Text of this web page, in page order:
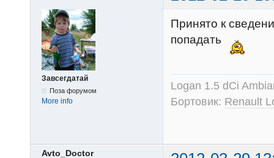
Завсегдатай
Поза форумом
More info
Принято к
попадать
Logan 1.5 dCi
Бортовик: Renault
Avto_Doctor